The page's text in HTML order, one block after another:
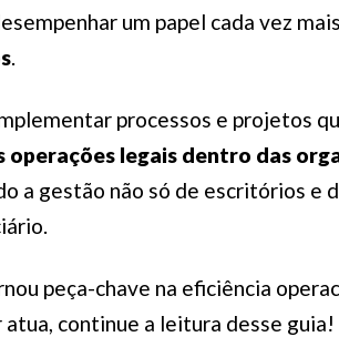
um papel cada vez
.
processos e projetos
legais dentro das
a gestão não só de escritórios e
peça-chave na eficiência
continue a leitura desse guia!